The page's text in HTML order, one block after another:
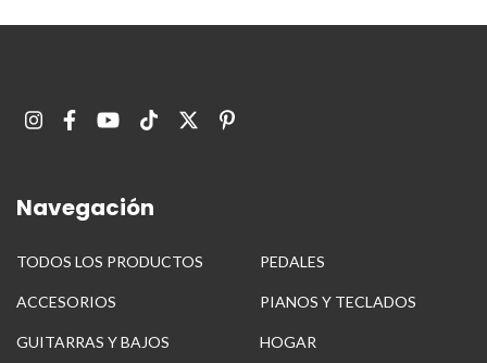
Navegación
TODOS LOS PRODUCTOS PEDALES
ACCESORIOS PIANOS Y TECLADOS
GUITARRAS Y BAJOS HOGAR